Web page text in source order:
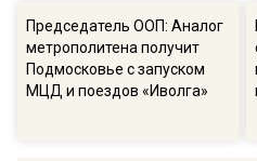
Председатель ООП: Аналог
метрополитена получит
Подмосковье с запуском
МЦД и поездов «Иволга»